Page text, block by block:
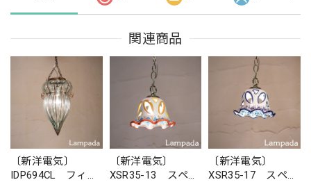
関連商品
〔新洋電気〕
IDP694CL フィリ
〔新洋電気〕
XSR35-13 スペイ
〔新洋電気〕
XSR35-17 スペイ